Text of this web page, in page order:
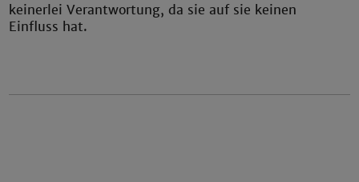
keinerlei Verantwortung, da sie auf sie keinen
Einfluss hat.